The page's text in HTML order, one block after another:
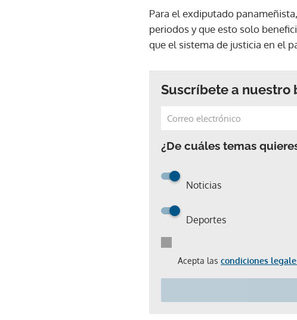
Para el exdiputado
periodos y que esto solo
que el sistema de justicia en el
Suscríbete a nuestro
¿De cuáles temas
Noticias
Deportes
Acepta las condiciones